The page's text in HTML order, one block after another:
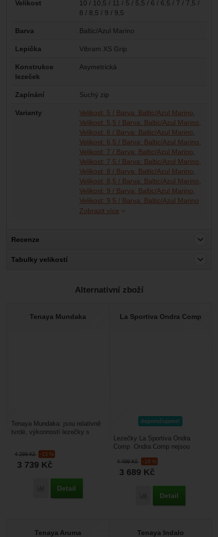
Velikost
10 / 10,5 / 11 / 5 / 5,5 / 6 / 6,5 / 7 / 7,5 /
8 / 8,5 / 9 / 9,5
Barva Baltic/Azul Marino
Lepička Vibram XS Grip
Konstrukce
lezeček
Asymetrická
Zapínání Suchý zip
Varianty
Velikost: 5 / Barva: Baltic/Azul Marino
Velikost: 5,5 / Barva: Baltic/Azul Marino
Velikost: 6 / Barva: Baltic/Azul Marino
Velikost: 6,5 / Barva: Baltic/Azul Marino
Velikost: 7 / Barva: Baltic/Azul Marino
Velikost: 7,5 / Barva: Baltic/Azul Marino
Velikost: 8 / Barva: Baltic/Azul Marino
Velikost: 8,5 / Barva: Baltic/Azul Marino
Velikost: 9 / Barva: Baltic/Azul Marino
Velikost: 9,5 / Barva: Baltic/Azul Marino
Zobrazit více
Recenze
Nebyla přidána žádná recenze.
Tabulky velikostí
Alternativní zboží
Tenaya Mundaka
4 299Kč -13 %
3 739 Kč
Porovnat
Detail
Tenaya Mundaka: jsou relativně
tvrdé, výkonností lezečky s
jsou určené...
La Sportiva Ondra Comp
doporučujeme!
4 499Kč -18 %
3 689 Kč
Porovnat
Detail
Lezečky La Sportiva Ondra
Comp Ondra Comp nejsou
moderní bouldrování po...
Tenaya Aruma Tenaya Indalo